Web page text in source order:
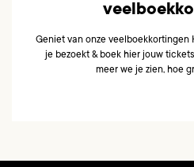
Geniet van onze veelboekkortingen
je bezoekt & boek hier jouw
meer we je zien, hoe